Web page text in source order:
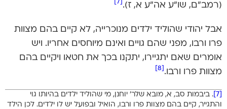
(רמב”ם, שו”ע אה”ע א, ז).
אבל יהודי שהוליד ילדים מנוכרייה, לא קיים בהם מצוות
פרו ורבו, מפני שהם גויים ואינם מיוחסים אחריו. ויש
אומרים שאם יתגיירו, יתקנו בכך את חטאו ויקיים בהם
מצוות פרו ורבו.
. ביבמות סב, א, מובא שלר’ יוחנן, מי שהוליד ילדים בהיותו גוי
והתגייר, קיים בהם מצוות פרו ורבו, הואיל ובפועל יש לו ילדים. לכן הילד